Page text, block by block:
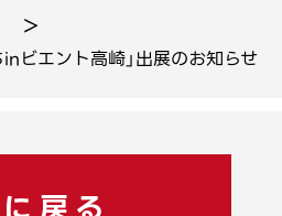
ビエント高崎」出展のお知らせ